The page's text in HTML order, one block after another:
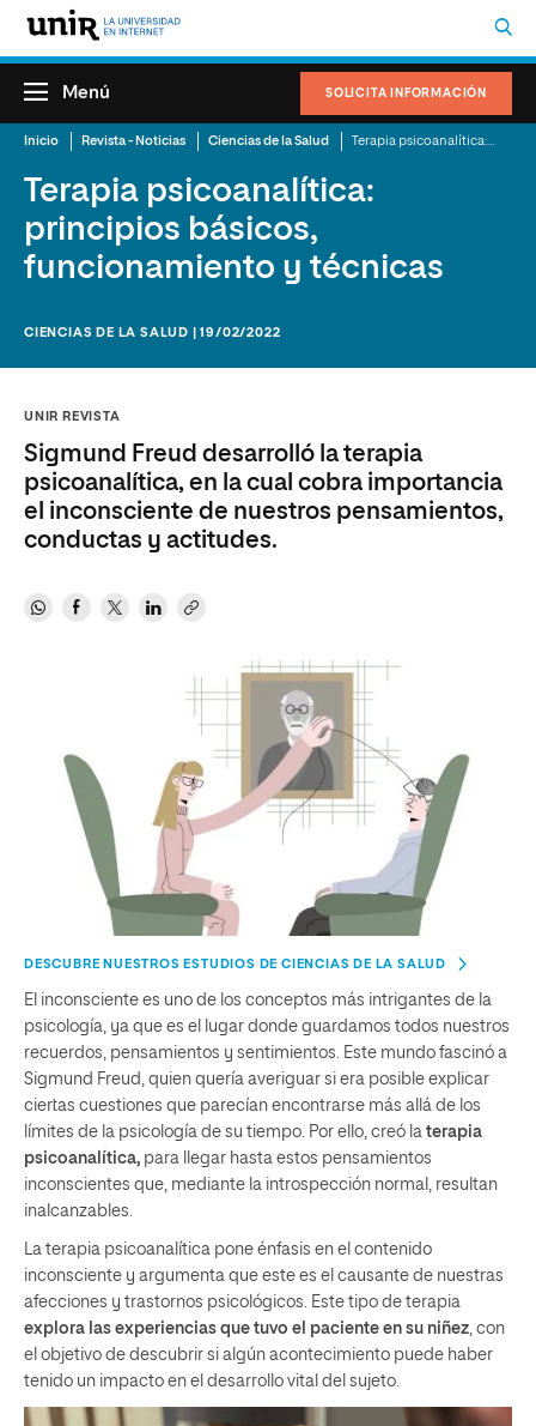
SOLICITA INFORMACIÓN
Menú
Inicio Revista - Noticias Ciencias de la Salud
Terapia psicoanalítica:
principios básicos,
funcionamiento y técnicas
CIENCIAS DE LA SALUD | 19/02/2022
UNIR REVISTA
Sigmund Freud desarrolló la terapia
psicoanalítica, en la cual cobra importancia
el inconsciente de nuestros pensamientos,
conductas y actitudes.
DESCUBRE NUESTROS ESTUDIOS DE CIENCIAS DE LA SALUD
El inconsciente es uno de los conceptos más intrigantes de la
psicología, ya que es el lugar donde guardamos todos nuestros
recuerdos, pensamientos y sentimientos. Este mundo fascinó a
Sigmund Freud, quien quería averiguar si era posible explicar
ciertas cuestiones que parecían encontrarse más allá de los
límites de la psicología de su tiempo. Por ello, creó la terapia
psicoanalítica, para llegar hasta estos pensamientos
inconscientes que, mediante la introspección normal, resultan
inalcanzables.
La terapia psicoanalítica pone énfasis en el contenido
inconsciente y argumenta que este es el causante de nuestras
afecciones y trastornos psicológicos. Este tipo de terapia
explora las experiencias que tuvo el paciente en su niñez , con
el objetivo de descubrir si algún acontecimiento puede haber
tenido un impacto en el desarrollo vital del sujeto.